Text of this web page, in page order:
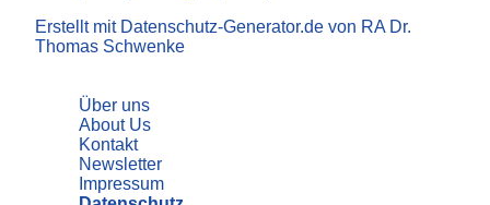
Erstellt mit Datenschutz-Generator.de von RA Dr.
Thomas Schwenke
Über uns
About Us
Kontakt
Newsletter
Impressum